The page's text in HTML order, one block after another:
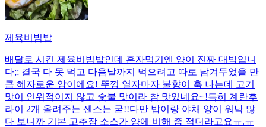
제육비빔밥
배달로 시킨 제육비빔밥인데 혼자먹기엔 양이 진짜 대박입니
다;; 결국 다 못 먹고 다음날까지 먹으려고 따로 남겨두었을 만
큼 혜자로운 양이에요! 뚜껑 열자마자 불향이 훅 나는데 고기
맛이 인위적이지 않고 숯불 맛이라 참 맛있네요~!특히 계란후
라이 2개 올려주는 센스는 굳!! ​다만 밥이랑 야채 양이 워낙 많
다 보니까 기본 고추장 소스가 양에 비해 좀 적더라고요ㅠ.ㅠ